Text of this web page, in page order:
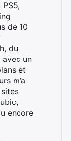
PS5,
de 10
du
avec un
et
m’a
encore